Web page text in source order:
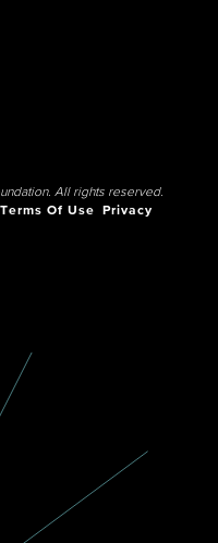
All rights reserved.
Terms Of Use
Privacy